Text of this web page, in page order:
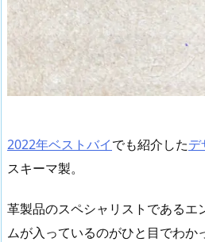
2022年ベストバイでも紹介したデ
スキーマ製。
革製品のスペシャリストであるエ
ムが入っているのがひと目でわか